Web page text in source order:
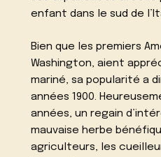
enfant dans le sud de
Bien que les premiers
Washington, aient
mariné, sa popularité a
années 1900.
années, un regain
mauvaise herbe
agriculteurs, les